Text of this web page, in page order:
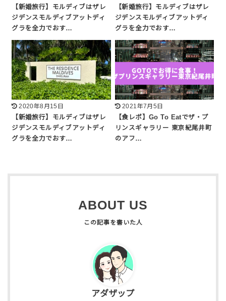
【新婚旅行】モルディブはザレ
ジデンスモルディブアットディ
グラを全力でおす…
【新婚旅行】モルディブはザレ
ジデンスモルディブアットディ
グラを全力でおす…
2020年8月15日
【新婚旅行】モルディブはザレ
ジデンスモルディブアットディ
グラを全力でおす…
2021年7月5日
【食レポ】Go To Eatでザ・プ
リンスギャラリー 東京紀尾井町
のアフ…
ABOUT US
アダザップ